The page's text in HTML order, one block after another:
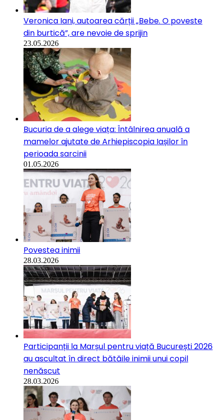
Veronica Iani, autoarea cărții „Bebe. O poveste
din burtică”, are nevoie de sprijin
23.05.2026
Bucuria de a alege viața: Întâlnirea anuală a
mamelor ajutate de Arhiepiscopia Iașilor în
perioada sarcinii
01.05.2026
Povestea inimii
28.03.2026
Participanții la Marșul pentru viață București 2026
au ascultat în direct bătăile inimii unui copil
nenăscut
28.03.2026